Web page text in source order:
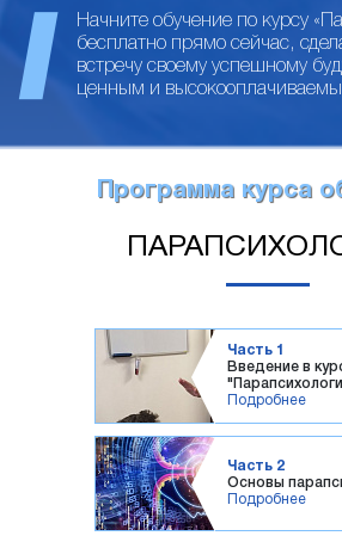
Начните обучение по курсу
бесплатно прямо сейчас,
встречу своему успешному
ценным и
Программа курса
Часть 1
Введение в
Подробнее
Часть 2
Основы
Подробнее